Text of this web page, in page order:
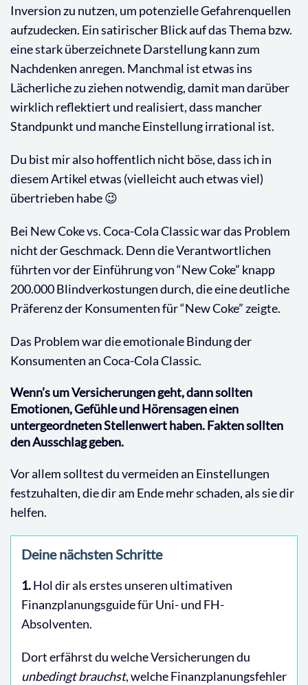
Inversion zu nutzen, um potenzielle Gefahrenquellen
aufzudecken. Ein satirischer Blick auf das Thema bzw.
eine stark überzeichnete Darstellung kann zum
Nachdenken anregen. Manchmal ist etwas ins
Lächerliche zu ziehen notwendig, damit man darüber
wirklich reflektiert und realisiert, dass mancher
Standpunkt und manche Einstellung irrational ist.
Du bist mir also hoffentlich nicht böse, dass ich in
diesem Artikel etwas (vielleicht auch etwas viel)
übertrieben habe 😉
Bei New Coke vs. Coca-Cola Classic war das Problem
nicht der Geschmack. Denn die Verantwortlichen
führten vor der Einführung von “New Coke” knapp
200.000 Blindverkostungen durch, die eine deutliche
Präferenz der Konsumenten für “New Coke” zeigte.
Das Problem war die emotionale Bindung der
Konsumenten an Coca-Cola Classic.
Wenn’s um Versicherungen geht, dann sollten
Emotionen, Gefühle und Hörensagen einen
untergeordneten Stellenwert haben. Fakten sollten
den Ausschlag geben.
Vor allem solltest du vermeiden an Einstellungen
festzuhalten, die dir am Ende mehr schaden, als sie dir
helfen.
Deine nächsten Schritte
1.Hol dir als erstes unseren ultimativen
Finanzplanungsguide für Uni- und FH-
Absolventen.
Dort erfährst du welche Versicherungen du
unbedingt brauchst, welche Finanzplanungsfehler